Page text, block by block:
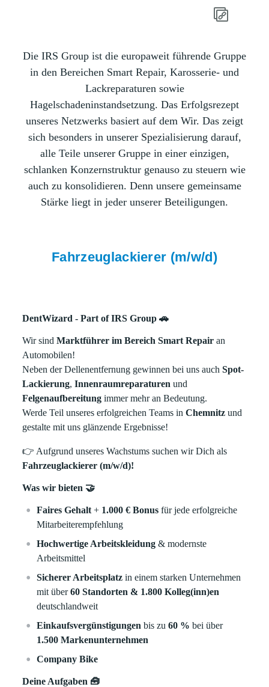
Die IRS Group ist die europaweit führende Gruppe
in den Bereichen Smart Repair, Karosserie- und
Lackreparaturen sowie
Hagelschadeninstandsetzung. Das Erfolgsrezept
unseres Netzwerks basiert auf dem Wir. Das zeigt
sich besonders in unserer Spezialisierung darauf,
alle Teile unserer Gruppe in einer einzigen,
schlanken Konzernstruktur genauso zu steuern wie
auch zu konsolidieren. Denn unsere gemeinsame
Stärke liegt in jeder unserer Beteiligungen.
Fahrzeuglackierer (m/w/d)
DentWizard - Part of IRS Group 🚗
Wir sindMarktführer im Bereich Smart Repair an
Automobilen!
Neben der Dellenentfernung gewinnen bei uns auchSpot-
Lackierung,Innenraumreparaturen und
Felgenaufbereitung immer mehr an Bedeutung.
Werde Teil unseres erfolgreichen Teams inChemnitz und
gestalte mit uns glänzende Ergebnisse!
👉 Aufgrund unseres Wachstums suchen wir Dich als
Fahrzeuglackierer (m/w/d)!
Was wir bieten 🤝
Faires Gehalt + 1.000 € Bonus für jede erfolgreiche
Mitarbeiterempfehlung
Hochwertige Arbeitskleidung & modernste
Arbeitsmittel
Sicherer Arbeitsplatz in einem starken Unternehmen
mit über60 Standorten & 1.800 Kolleg(inn)en
deutschlandweit
Einkaufsvergünstigungen bis zu60 % bei über
1.500 Markenunternehmen
Company Bike
Deine Aufgaben 🧰